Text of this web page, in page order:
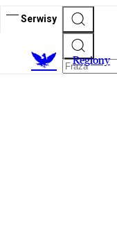
Serwisy
Regiony